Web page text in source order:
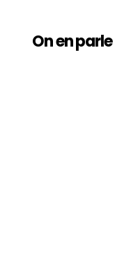
On en parle